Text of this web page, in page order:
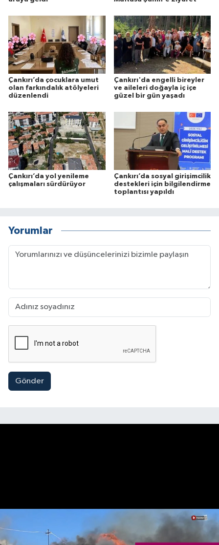
Çankırı’da çocuklara umut
olan farkındalık atölyeleri
düzenlendi
Çankırı'da engelli bireyler
ve aileleri doğayla iç içe
güzel bir gün yaşadı
Çankırı’da yol yenileme
çalışmaları sürdürüyor
Çankırı’da sosyal girişimcilik
destekleri için bilgilendirme
toplantısı yapıldı
Yorumlar
Gönder